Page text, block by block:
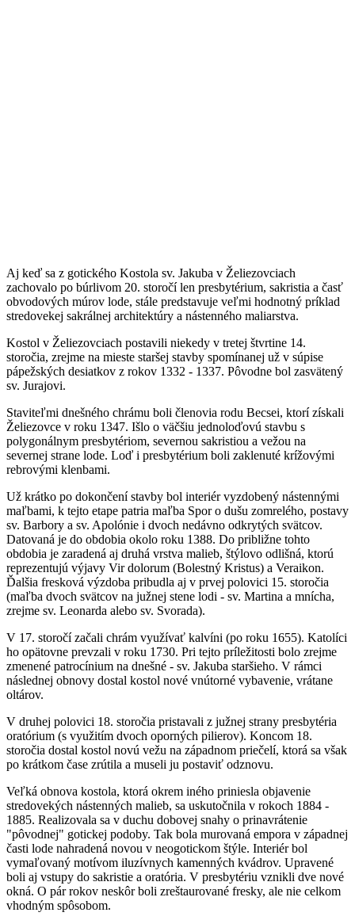
Aj keď sa z gotického Kostola sv. Jakuba v Želiezovciach
zachovalo po búrlivom 20. storočí len presbytérium, sakristia a časť
obvodových múrov lode, stále predstavuje veľmi hodnotný príklad
stredovekej sakrálnej architektúry a nástenného maliarstva.
Kostol v Želiezovciach postavili niekedy v tretej štvrtine 14.
storočia, zrejme na mieste staršej stavby spomínanej už v súpise
pápežských desiatkov z rokov 1332 - 1337. Pôvodne bol zasvätený
sv. Jurajovi.
Staviteľmi dnešného chrámu boli členovia rodu Becsei, ktorí získali
Želiezovce v roku 1347. Išlo o väčšiu jednoloďovú stavbu s
polygonálnym presbytériom, severnou sakristiou a vežou na
severnej strane lode. Loď i presbytérium boli zaklenuté krížovými
rebrovými klenbami.
Už krátko po dokončení stavby bol interiér vyzdobený nástennými
maľbami, k tejto etape patria maľba Spor o dušu zomrelého, postavy
sv. Barbory a sv. Apolónie i dvoch nedávno odkrytých svätcov.
Datovaná je do obdobia okolo roku 1388. Do približne tohto
obdobia je zaradená aj druhá vrstva malieb, štýlovo odlišná, ktorú
reprezentujú výjavy Vir dolorum (Bolestný Kristus) a Veraikon.
Ďalšia fresková výzdoba pribudla aj v prvej polovici 15. storočia
(maľba dvoch svätcov na južnej stene lodi - sv. Martina a mnícha,
zrejme sv. Leonarda alebo sv. Svorada).
V 17. storočí začali chrám využívať kalvíni (po roku 1655). Katolíci
ho opätovne prevzali v roku 1730. Pri tejto príležitosti bolo zrejme
zmenené patrocínium na dnešné - sv. Jakuba staršieho. V rámci
následnej obnovy dostal kostol nové vnútorné vybavenie, vrátane
oltárov.
V druhej polovici 18. storočia pristavali z južnej strany presbytéria
oratórium (s využitím dvoch oporných pilierov). Koncom 18.
storočia dostal kostol novú vežu na západnom priečelí, ktorá sa však
po krátkom čase zrútila a museli ju postaviť odznovu.
Veľká obnova kostola, ktorá okrem iného priniesla objavenie
stredovekých nástenných malieb, sa uskutočnila v rokoch 1884 -
1885. Realizovala sa v duchu dobovej snahy o prinavrátenie
"pôvodnej" gotickej podoby. Tak bola murovaná empora v západnej
časti lode nahradená novou v neogotickom štýle. Interiér bol
vymaľovaný motívom iluzívnych kamenných kvádrov. Upravené
boli aj vstupy do sakristie a oratória. V presbytériu vznikli dve nové
okná. O pár rokov neskôr boli zreštaurované fresky, ale nie celkom
vhodným spôsobom.